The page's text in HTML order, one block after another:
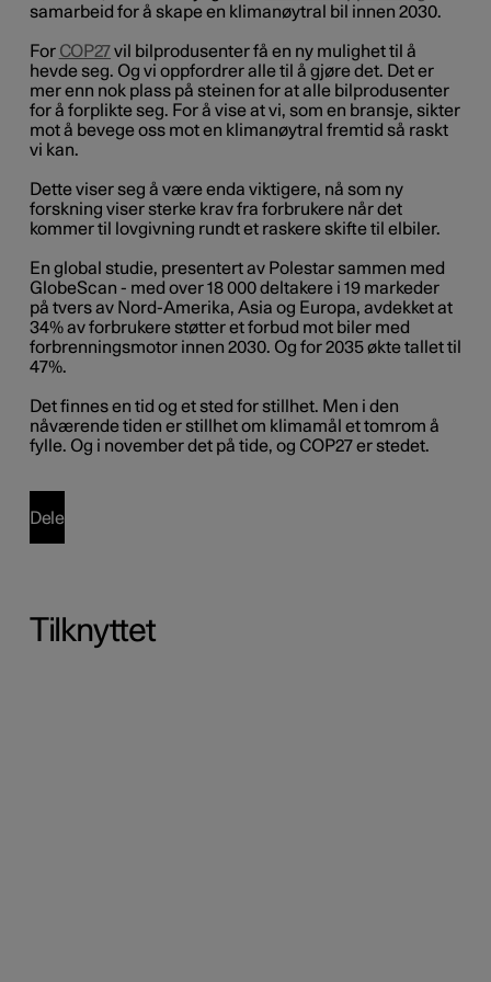
samarbeid for å skape en klimanøytral bil innen 2030.
For COP27vil bilprodusenter få en ny mulighet til å
hevde seg. Og vi oppfordrer alle til å gjøre det. Det er
mer enn nok plass på steinen for at alle bilprodusenter
for å forplikte seg. For å vise at vi, som en bransje, sikter
mot å bevege oss mot en klimanøytral fremtid så raskt
vi kan.
Dette viser seg å være enda viktigere, nå som ny
forskning viser sterke krav fra forbrukere når det
kommer til lovgivning rundt et raskere skifte til elbiler.
En global studie, presentert av Polestar sammen med
GlobeScan - med over 18 000 deltakere i 19 markeder
på tvers av Nord-Amerika, Asia og Europa, avdekket at
34% av forbrukere støtter et forbud mot biler med
forbrenningsmotor innen 2030. Og for 2035 økte tallet til
47%.
Det finnes en tid og et sted for stillhet. Men i den
nåværende tiden er stillhet om klimamål et tomrom å
fylle. Og i november det på tide, og COP27 er stedet.
Dele
Tilknyttet